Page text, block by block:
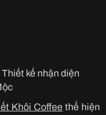
kế nhận diện
Khôi Coffee thể hiện